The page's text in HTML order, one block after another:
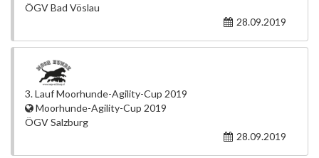
ÖGV Bad Vöslau
28.09.2019
3. Lauf Moorhunde-Agility-Cup 2019
Moorhunde-Agility-Cup 2019
ÖGV Salzburg
28.09.2019